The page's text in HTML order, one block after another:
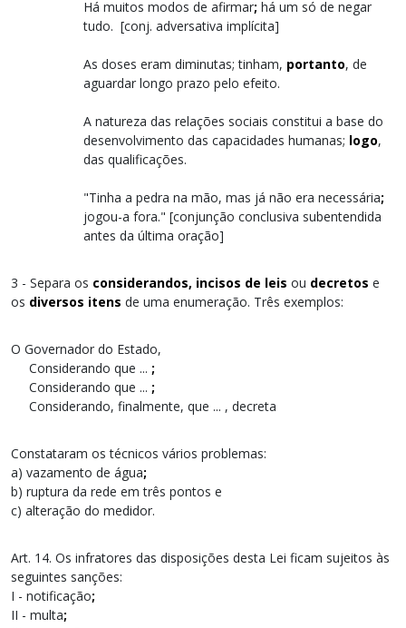
Há muitos modos de afirmar; há um só de negar
tudo. [conj. adversativa implícita]
As doses eram diminutas; tinham, portanto, de
aguardar longo prazo pelo efeito.
A natureza das relações sociais constitui a base do
desenvolvimento das capacidades humanas; logo,
das qualificações.
"Tinha a pedra na mão, mas já não era necessária;
jogou-a fora." [conjunção conclusiva subentendida
antes da última oração]
3 - Separa os considerandos, incisos de leis ou decretos e
os diversos itens de uma enumeração. Três exemplos:
O Governador do Estado,
Considerando que ... ;
Considerando que ... ;
Considerando, finalmente, que ... , decreta
Constataram os técnicos vários problemas:
a) vazamento de água;
b) ruptura da rede em três pontos e
c) alteração do medidor.
Art. 14. Os infratores das disposições desta Lei ficam sujeitos às
seguintes sanções:
I - notificação;
II - multa;